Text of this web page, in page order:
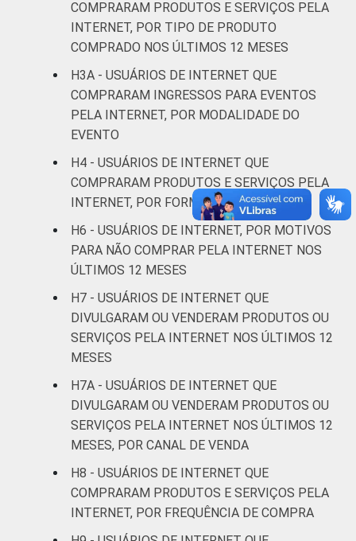
Fundamental
Superior 82
FAIXA
ETÁRIA
De 16 a 24 anos 56
De 25 a 34 anos 81
De 35 a 44 anos 78
De 45 a 59 anos
De 60 anos ou mais 84
FAMILIAR
Mais de 1 SM até 2
SM
69
Mais de 2 SM até 3
SM
COMPRARAM PRODUTOS E SERVIÇOS PELA
INTERNET, POR TIPO DE PRODUTO
COMPRADO NOS ÚLTIMOS 12 MESES
H3A - USUÁRIOS DE INTERNET QUE
COMPRARAM INGRESSOS PARA EVENTOS
PELA INTERNET, POR MODALIDADE DO
EVENTO
H4 - USUÁRIOS DE INTERNET QUE
COMPRARAM PRODUTOS E SERVIÇOS PELA
INTERNET, POR FORMA DE PAGAMENTO
H6 - USUÁRIOS DE INTERNET, POR MOTIVOS
PARA NÃO COMPRAR PELA INTERNET NOS
ÚLTIMOS 12 MESES
H7 - USUÁRIOS DE INTERNET QUE
DIVULGARAM OU VENDERAM PRODUTOS OU
SERVIÇOS PELA INTERNET NOS ÚLTIMOS 12
MESES
H7A - USUÁRIOS DE INTERNET QUE
DIVULGARAM OU VENDERAM PRODUTOS OU
SERVIÇOS PELA INTERNET NOS ÚLTIMOS 12
MESES, POR CANAL DE VENDA
H8 - USUÁRIOS DE INTERNET QUE
COMPRARAM PRODUTOS E SERVIÇOS PELA
INTERNET, POR FREQUÊNCIA DE COMPRA